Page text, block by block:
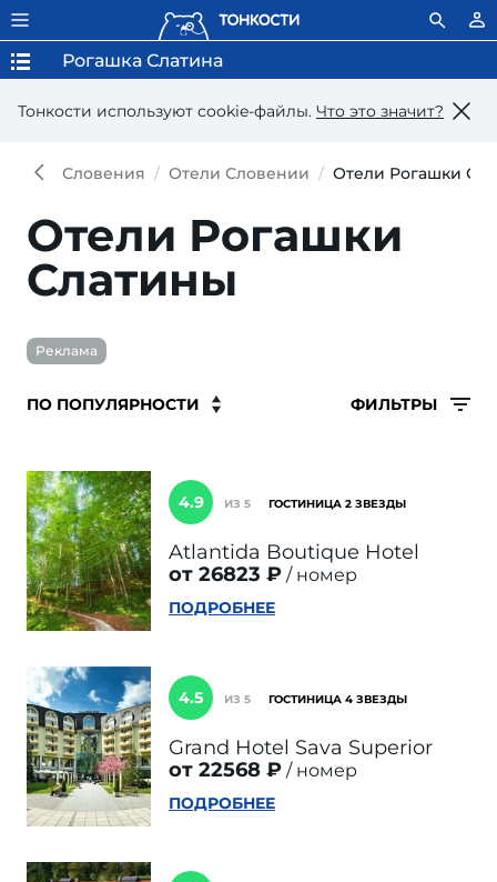
Тонкости используют сookie-файлы. Что это значит?
Рогашка Слатина
Словения Отели Словении Отели Рогашки
Отели Рогашки
Слатины
Реклама
ФИЛЬТРЫ
4.9 ИЗ 5 ГОСТИНИЦА 2 ЗВЕЗДЫ
Atlantida Boutique Hotel
от 26823 ₽
номер
ПОДРОБНЕЕ
4.5 ИЗ 5 ГОСТИНИЦА 4 ЗВЕЗДЫ
Grand Hotel Sava Superior
от 22568 ₽
номер
ПОДРОБНЕЕ